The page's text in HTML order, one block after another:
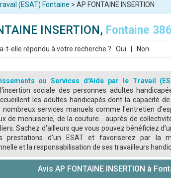
(ESAT) Fontaine > AP FONTAINE INSERTION
INSERTION, Fontaine
t-elle répondu à votre recherche ? Oui Non
ou Services d'Aide par le Travail
sociale des personnes adultes
les adultes handicapés dont la capacité
services manuels comme l'entretien
de menuiserie, de la couture... auprès de
Sachez d'ailleurs que vous pouvez bénéficiez
prestations d'un ESAT et favoriserez par la
et la responsabilisation de ses travailleurs
Avis AP FONTAINE INSERTION à